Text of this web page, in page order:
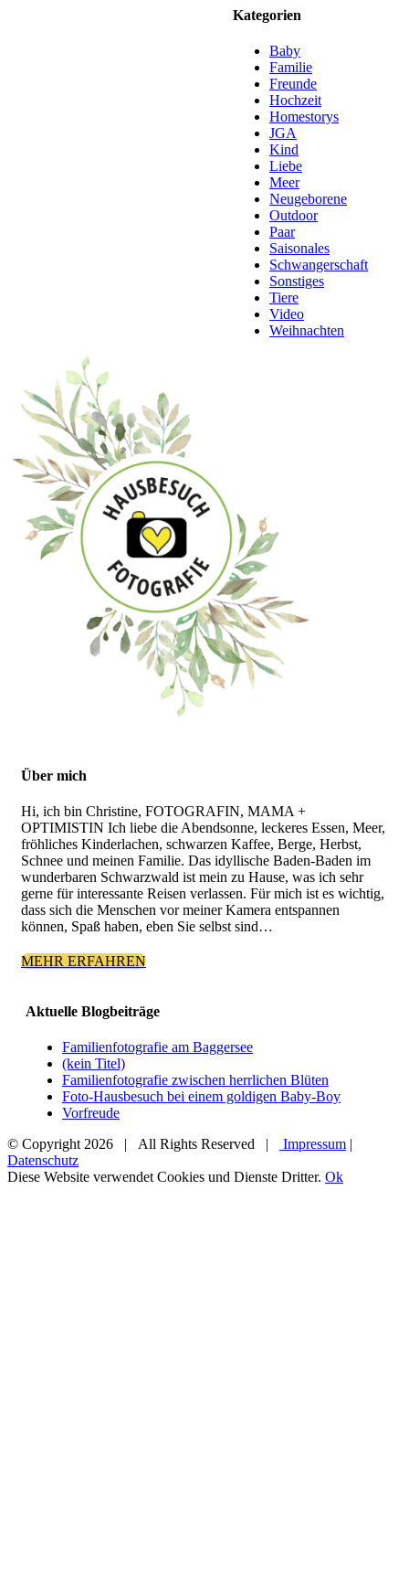
Kategorien
Baby
Familie
Freunde
Hochzeit
Homestorys
JGA
Kind
Liebe
Meer
Neugeborene
Outdoor
Paar
Saisonales
Schwangerschaft
Sonstiges
Tiere
Video
Weihnachten
Über mich
Hi, ich bin Christine, FOTOGRAFIN, MAMA +
OPTIMISTIN Ich liebe die Abendsonne, leckeres Essen, Meer,
fröhliches Kinderlachen, schwarzen Kaffee, Berge, Herbst,
Schnee und meinen Familie. Das idyllische Baden-Baden im
wunderbaren Schwarzwald ist mein zu Hause, was ich sehr
gerne für interessante Reisen verlassen. Für mich ist es wichtig,
dass sich die Menschen vor meiner Kamera entspannen
können, Spaß haben, eben Sie selbst sind…
MEHR ERFAHREN
Aktuelle Blogbeiträge
Familienfotografie am Baggersee
(kein Titel)
Familienfotografie zwischen herrlichen Blüten
Foto-Hausbesuch bei einem goldigen Baby-Boy
Vorfreude
© Copyright 2026 | All Rights Reserved | Impressum |
Datenschutz
Facebook
Instagram
Diese Website verwendet Cookies und Dienste Dritter. Ok